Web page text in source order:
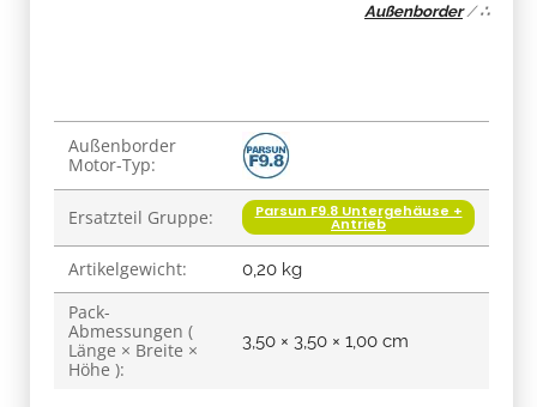
Außenborder/∴
Produkteigenschaft
Wert
Außenborder
Motor-Typ:
Ersatzteil Gruppe: Parsun F9.8 Untergehäuse +
Antrieb
Artikelgewicht: 0,20 kg
Pack-
Abmessungen (
Länge × Breite ×
Höhe ):
3,50 × 3,50 × 1,00 cm